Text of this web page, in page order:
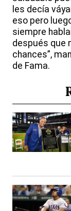
les decía
eso pero
siempre
después que
chances”,
de Fama.